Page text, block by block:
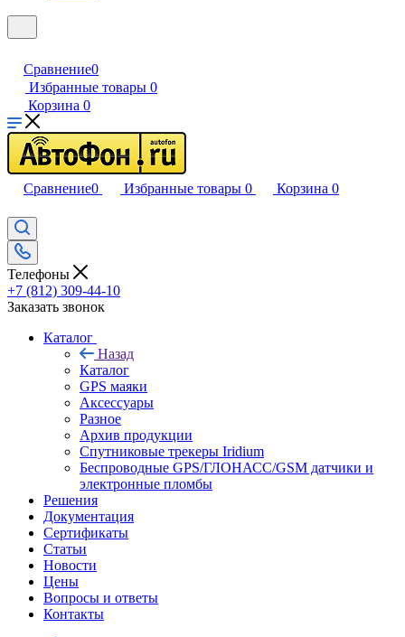
Сравнение0
Избранные товары 0
Корзина 0
Сравнение0 Избранные товары 0 Корзина 0
Телефоны
+7 (812) 309-44-10
Заказать звонок
Каталог
Назад
Каталог
GPS маяки
Аксессуары
Разное
Архив продукции
Спутниковые трекеры Iridium
Беспроводные GPS/ГЛОНАСС/GSM датчики и
электронные пломбы
Решения
Документация
Сертификаты
Статьи
Новости
Цены
Вопросы и ответы
Контакты